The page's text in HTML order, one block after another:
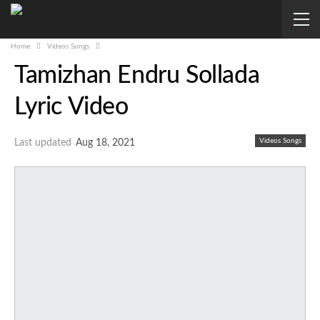
Home Videos Songs
Tamizhan Endru Sollada
Lyric Video
Videos Songs
Last updated Aug 18, 2021